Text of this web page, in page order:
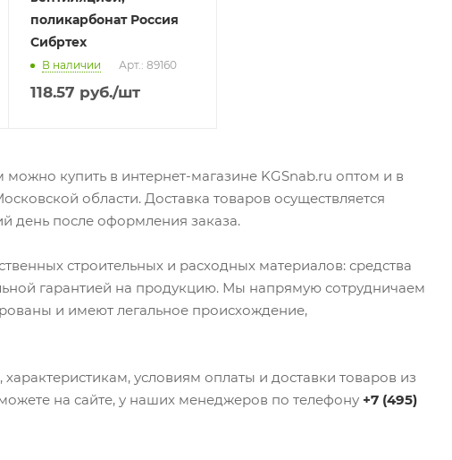
поликарбонат Россия
Сибртех
В наличии Арт.: 89160
118.57 руб./шт
купить в интернет-магазине KGSnab.ru оптом и в
области. Доставка товаров осуществляется
день после оформления заказа.
строительных и расходных материалов: средства
гарантией на продукцию. Мы напрямую сотрудничаем
и имеют легальное происхождение,
условиям оплаты и доставки товаров из
на сайте, у наших менеджеров по телефону +7 (495)